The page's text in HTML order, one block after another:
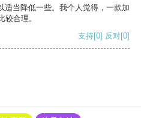
适当降低一些。我个人觉得，一款加
合理。
支持[0] 反对[0]